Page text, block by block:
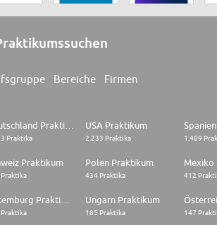
Bereiche Firmen
Praktika
USA Praktikum
2.233 Praktika 1.489
Praktikum Polen Praktikum
434 Praktika
Mexiko
412
Ungarn Praktikum
185 Praktika 147